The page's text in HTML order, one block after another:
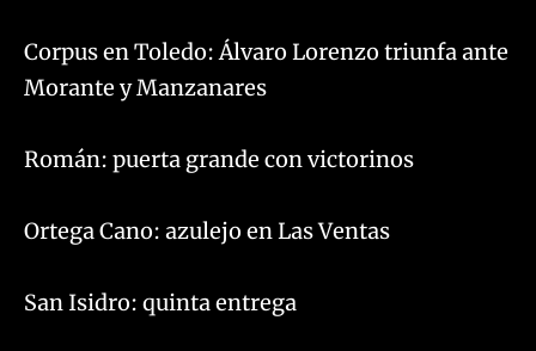
Corpus en Toledo: Álvaro Lorenzo triunfa ante
Morante y Manzanares
Román: puerta grande con victorinos
Ortega Cano: azulejo en Las Ventas
San Isidro: quinta entrega